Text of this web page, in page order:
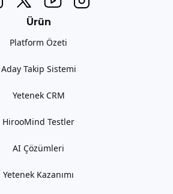
Ürün
Platform Özeti
Aday Takip Sistemi
Yetenek CRM
HirooMind Testler
AI Çözümleri
Yetenek Kazanımı